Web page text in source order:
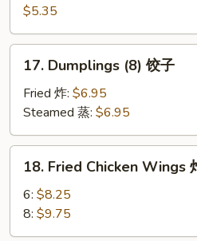
骨
Wonton
(10)
炸
$5.35
Dumplings
(8)
子
17. Dumplings (8) 饺子
Fried 炸: $6.95
Steamed 蒸: $6.95
Fried
Chicken
Wings
炸
18. Fried Chicken Wings
6: $8.25
8: $9.75